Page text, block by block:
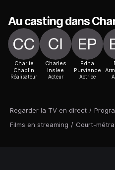
Regarder la TV en direct /
Films en streaming / Court-
Au casting dans
Charlie
Chaplin
Réalisateur
Charles
Inslee
Acteur
Edna
Purviance
Actrice